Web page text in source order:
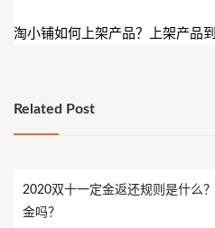
导
淘小铺如何上架产品？上架产品
Related Post
2020双十一定金返还规则是什么
金吗？